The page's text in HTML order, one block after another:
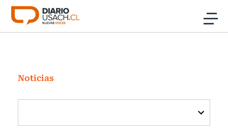
Click acá para ir directamente al contenido
Investigación
Cultura
Programas Radio y TV Usach
Noticias